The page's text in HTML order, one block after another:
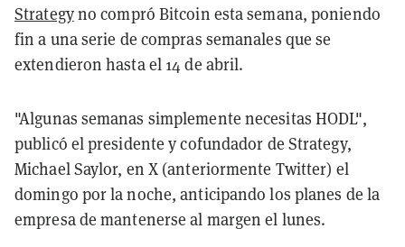
Strategyno compró Bitcoin esta semana, poniendo
fin a una serie de compras semanales que se
extendieron hasta el 14 de abril.
"Algunas semanas simplemente necesitas HODL",
publicó el presidente y cofundador de Strategy,
Michael Saylor, en X (anteriormente Twitter) el
domingo por la noche, anticipando los planes de la
empresa de mantenerse al margen el lunes.